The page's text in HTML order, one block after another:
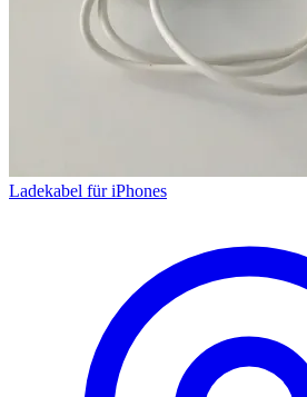
Ladekabel für iPhones